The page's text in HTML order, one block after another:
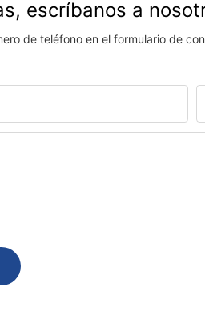
escríbanos a
de teléfono en el formulario de